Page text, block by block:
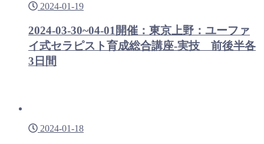
2024-01-19
2024-03-30~04-01開催：東京上野：ユーファ
イ式セラピスト育成総合講座-実技 前後半各
3日間
2024-01-18